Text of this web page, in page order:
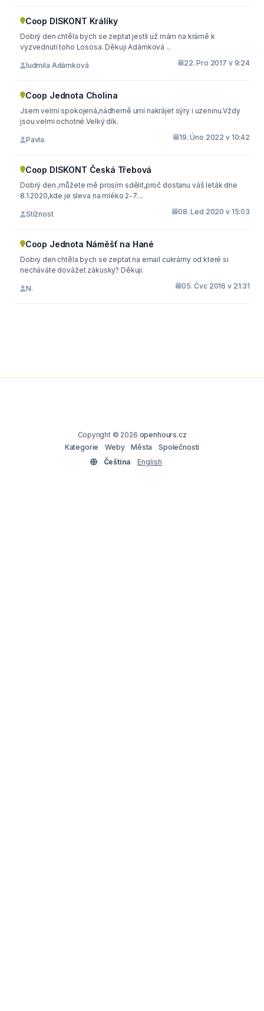
Coop DISKONT Králíky
Dobrý den chtěla bych se zeptat jestli už mám na krámě k
vyzvednutí toho Lososa. Děkuji Adámková ...
ludmila Adámková 22. Pro 2017 v 9:24
Coop Jednota Cholina
Jsem velmi spokojená,nádherně umí nakrájet sýry i uzeninu.Vždy
jsou velmi ochotné.Velký dík.
Pavla. 19. Úno 2022 v 10:42
Coop DISKONT Česká Třebová
Dobrý den ,můžete mě prosím sdělit,proč dostanu váš leták dne
8.1.2020,kde je sleva na mléko 2-7....
Stížnost 08. Led 2020 v 15:03
Coop Jednota Náměšť na Hané
Dobry den chtěla bych se zeptat na email cukrárny od které si
necháváte dovážet zákusky? Děkuji.
N. 05. Čvc 2016 v 21:31
Copyright © 2026 openhours.cz
Kategorie
Weby Města
Společnosti
Čeština
English